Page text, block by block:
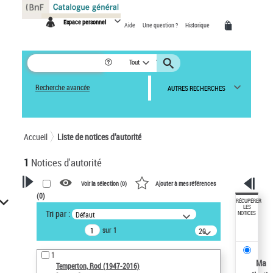
Espace personnel Aide Une question ? Historique
Tout
Recherche avancée AUTRES RECHERCHES
Accueil Liste de notices d’autorité
1 Notices d'autorité
VOTRE RECHERCHE
Recherche avancée dans les
notices d’autorité
Œuvres liées à l'auteur :
Temperton, Rod (1947-2016)
Voir la sélection (0) Ajouter à mes références
(0)
Tri par : Défaut
sur 1
20
résultats/page
1
Temperton, Rod (1947-2016)
RÉCUPÉRER
LES
NOTICES
Ma
Panneau de gestion des cookies